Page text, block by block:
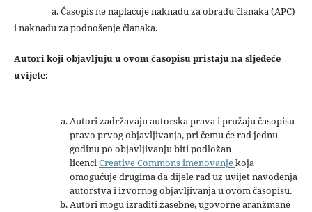
a. Časopis ne naplaćuje naknadu za obradu članaka (APC)
i naknadu za podnošenje članaka.
Autori koji objavljuju u ovom časopisu pristaju na sljedeće
uvijete:
Autori zadržavaju autorska prava i pružaju časopisu
pravo prvog objavljivanja, pri čemu će rad jednu
godinu po objavljivanju biti podložan
licenciCreative Commons imenovanjekoja
omogućuje drugima da dijele rad uz uvijet navođenja
autorstva i izvornog objavljivanja u ovom časopisu.
Autori mogu izraditi zasebne, ugovorne aranžmane